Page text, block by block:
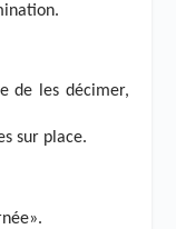
de les décimer,
sur place.